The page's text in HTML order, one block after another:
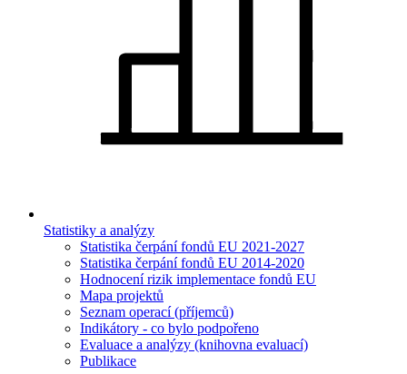
Statistiky a analýzy
Statistika čerpání fondů EU 2021-2027
Statistika čerpání fondů EU 2014-2020
Hodnocení rizik implementace fondů EU
Mapa projektů
Seznam operací (příjemců)
Indikátory - co bylo podpořeno
Evaluace a analýzy (knihovna evaluací)
Publikace